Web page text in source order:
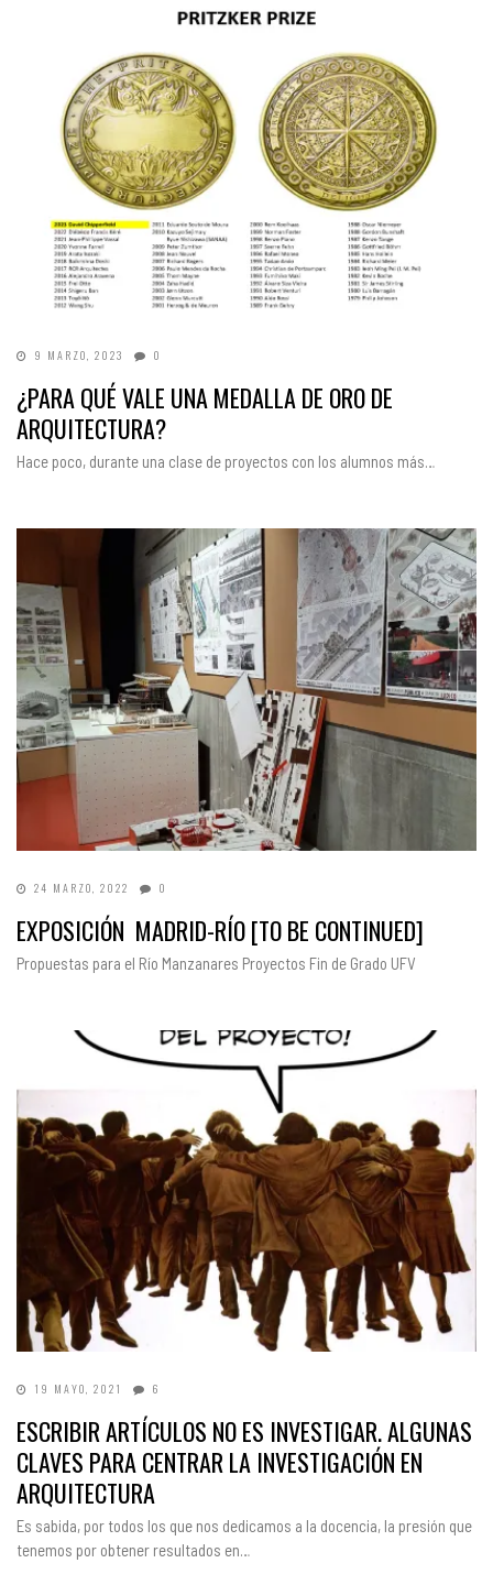
9 MARZO, 2023 0
¿PARA QUÉ VALE UNA MEDALLA DE ORO DE
ARQUITECTURA?
Hace poco, durante una clase de proyectos con los alumnos más…
24 MARZO, 2022 0
EXPOSICIÓN MADRID-RÍO [TO BE CONTINUED]
Propuestas para el Río Manzanares Proyectos Fin de Grado UFV
19 MAYO, 2021 6
ESCRIBIR ARTÍCULOS NO ES INVESTIGAR. ALGUNAS
CLAVES PARA CENTRAR LA INVESTIGACIÓN EN
ARQUITECTURA
Es sabida, por todos los que nos dedicamos a la docencia, la presión que
tenemos por obtener resultados en…